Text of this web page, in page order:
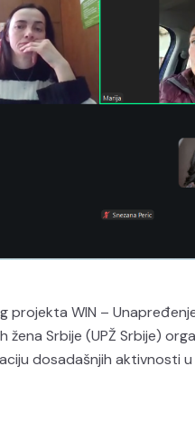
projekta WIN –
žena Srbije (UPŽ Srbije)
dosadašnjih aktivnosti